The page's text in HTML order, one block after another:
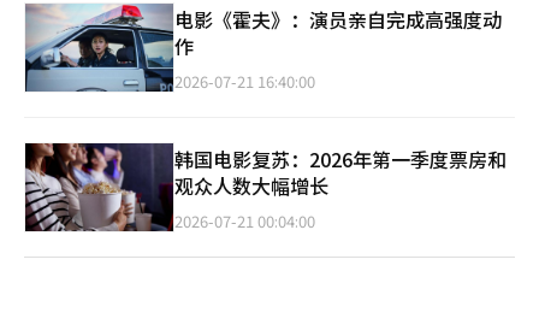
电影《霍夫》：演员亲自完成高强度动
作
2026-07-21 16:40:00
韩国电影复苏：2026年第一季度票房和
观众人数大幅增长
2026-07-21 00:04:00